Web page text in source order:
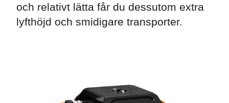
och relativt lätta får du dessutom extra
lyfthöjd och smidigare transporter.